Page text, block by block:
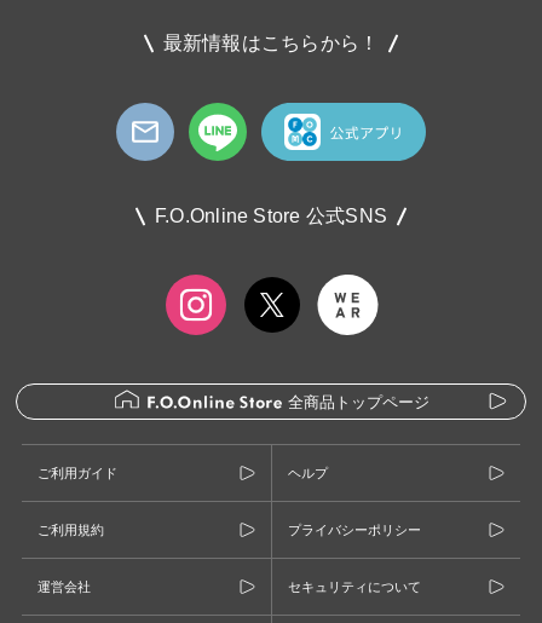
最新情報はこちらから！
F.O.Online Store 公式SNS
全商品トップページ
ご利用ガイド ヘルプ
ご利用規約 プライバシーポリシー
運営会社 セキュリティについて